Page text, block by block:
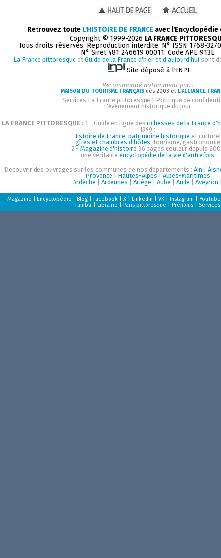
Retrouvez toute L'HISTOIRE DE FRANCE avec
Copyright © 1999-2026 LA FRANCE
Tous droits réservés. Reproduction interdite. N° ISSN 1768-
N° Siret 481 246619 00011. Code APE 913E
La France pittoresque et Guide de la France d'hier et d'aujourd'hui sont
Site déposé à l'INPI
Recommandé notamment par...
MAISON DU TOURISME FRANÇAIS dès 2003 et L'ALLIANCE
Services La France pittoresque
Politique de
L'événement historique du jour
LA FRANCE PITTORESQUE : 1 - Guide en ligne des richesses de la France
1999 :
Histoire de France, patrimoine historique et
gîtes et chambres d'hôtes, tourisme, gastronomie
2 - Magazine d'histoire 36 pages couleur depuis
une véritableencyclopédie de la vie d'autrefois
Découvrir des ouvrages sur les communes de nos départements :Ain |
Provence
Hautes-Alpes
Alpes-Maritimes
Ardèche |Ardennes |Ariège |Aube |Aude |Aveyron
Magazine |Encyclopédie |Blog |Facebook |X |LinkedIn |VK |Instagram |YouTube
Tumblr |Librairie |Paris pittoresque |Prénoms Services